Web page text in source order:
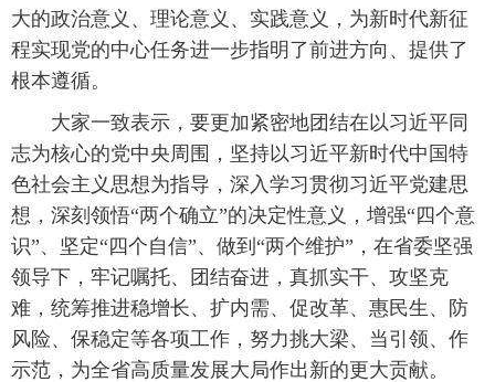
大的政治意义、理论意义、实践意义，为新时代新征
程实现党的中心任务进一步指明了前进方向、提供了
根本遵循。
大家一致表示，要更加紧密地团结在以习近平同
志为核心的党中央周围，坚持以习近平新时代中国特
色社会主义思想为指导，深入学习贯彻习近平党建思
想，深刻领悟“两个确立”的决定性意义，增强“四个意
识”、坚定“四个自信”、做到“两个维护”，在省委坚强
领导下，牢记嘱托、团结奋进，真抓实干、攻坚克
难，统筹推进稳增长、扩内需、促改革、惠民生、防
风险、保稳定等各项工作，努力挑大梁、当引领、作
示范，为全省高质量发展大局作出新的更大贡献。